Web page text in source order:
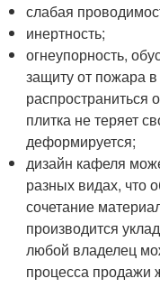
слабая
инертность;
огнеупорность,
защиту от пожара
распространиться
плитка не теряет
деформируется;
дизайн кафеля
разных видах, что
сочетание
производится
любой владелец
процесса продажи